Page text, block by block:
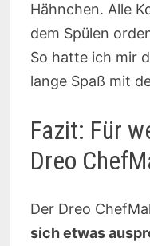
Hähnchen. Alle
dem Spülen
So hatte ich mir
lange Spaß mit
Fazit: Für
Dreo
Der Dreo
sich etwas